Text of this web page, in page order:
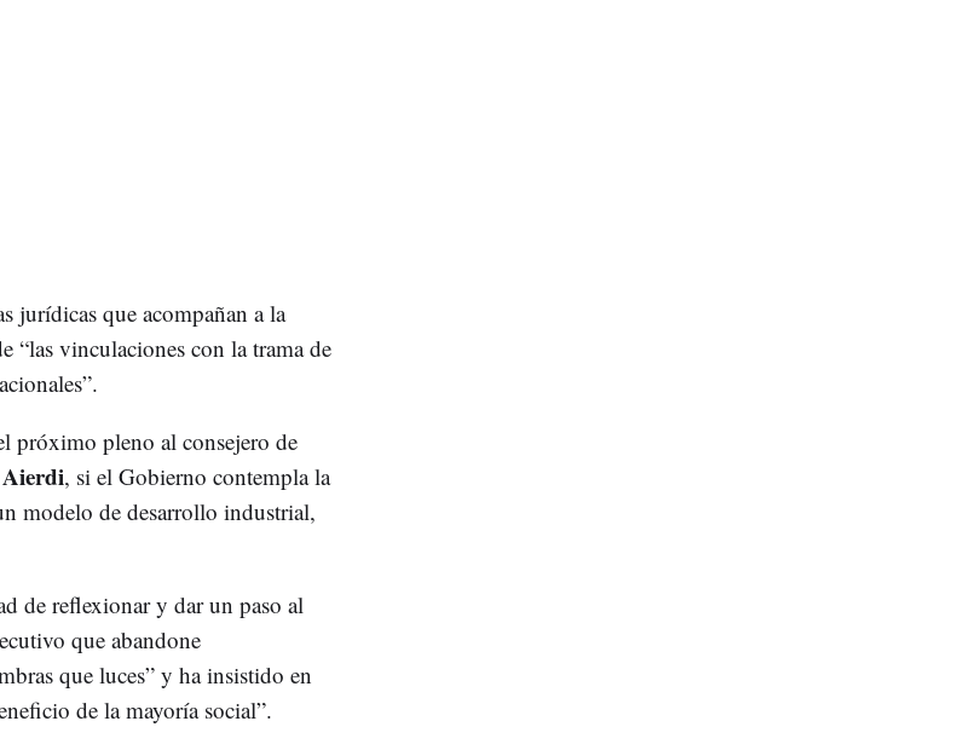
jurídicas que acompañan a la
“las vinculaciones con la trama de
próximo pleno al consejero de
, si el Gobierno contempla la
modelo de desarrollo industrial,
de reflexionar y dar un paso al
que abandone
que luces” y ha insistido en
de la mayoría social”.